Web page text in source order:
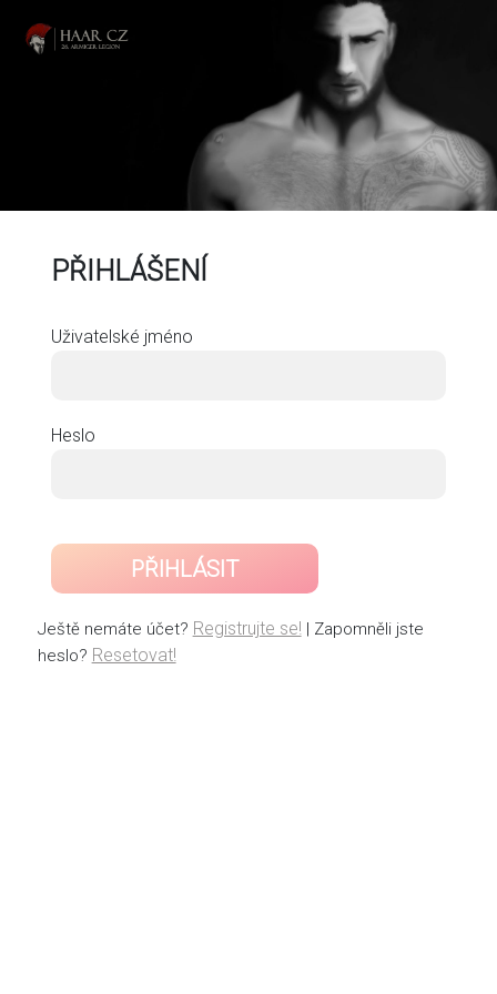
PŘIHLÁŠENÍ
Uživatelské jméno
Heslo
PŘIHLÁSIT
Ještě nemáte účet? Registrujte se!| Zapomněli jste
heslo? Resetovat!